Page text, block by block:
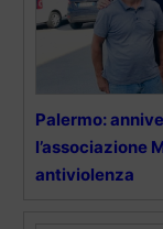
Palermo:
l’associazione
antiviolenza